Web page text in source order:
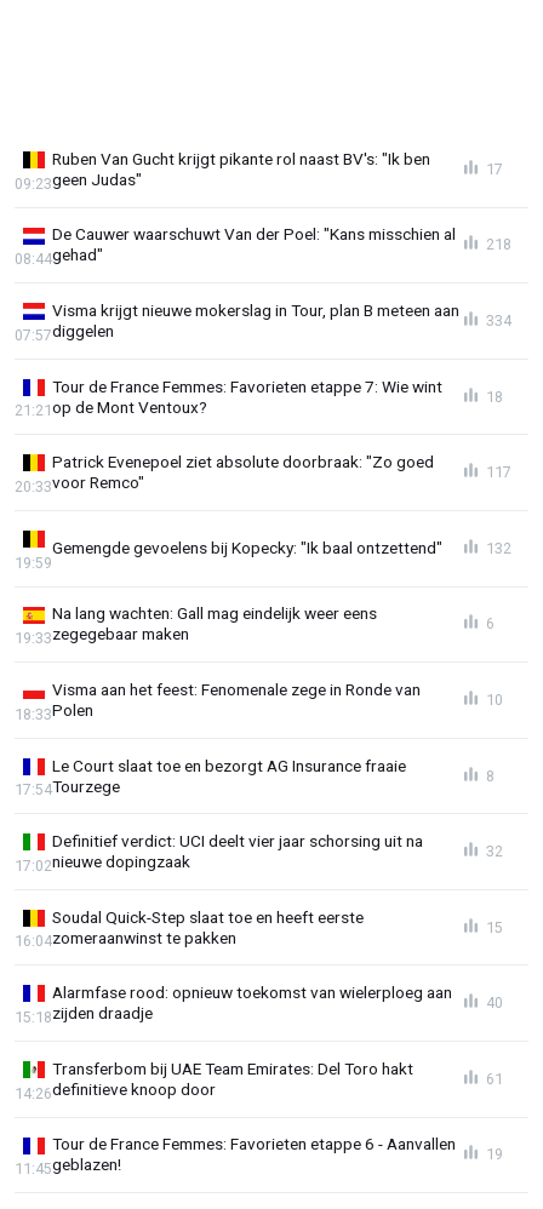
Ruben Van Gucht krijgt pikante rol naast BV's: "Ik ben
geen Judas"
09:23
17
De Cauwer waarschuwt Van der Poel: "Kans misschien al
gehad"
08:44
218
Visma krijgt nieuwe mokerslag in Tour, plan B meteen aan
diggelen
07:57
334
Tour de France Femmes: Favorieten etappe 7: Wie wint
op de Mont Ventoux?
21:21
18
Patrick Evenepoel ziet absolute doorbraak: "Zo goed
voor Remco"
20:33
117
Gemengde gevoelens bij Kopecky: "Ik baal ontzettend"
19:59
132
Na lang wachten: Gall mag eindelijk weer eens
zegegebaar maken
19:33
6
Visma aan het feest: Fenomenale zege in Ronde van
Polen
18:33
10
Le Court slaat toe en bezorgt AG Insurance fraaie
Tourzege
17:54
8
Definitief verdict: UCI deelt vier jaar schorsing uit na
nieuwe dopingzaak
17:02
32
Soudal Quick-Step slaat toe en heeft eerste
zomeraanwinst te pakken
16:04
15
Alarmfase rood: opnieuw toekomst van wielerploeg aan
zijden draadje
15:18
40
Transferbom bij UAE Team Emirates: Del Toro hakt
definitieve knoop door
14:26
61
Tour de France Femmes: Favorieten etappe 6 - Aanvallen
geblazen!
11:45
19